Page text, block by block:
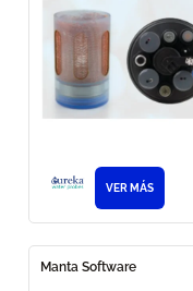
VER MÁS
Manta Software